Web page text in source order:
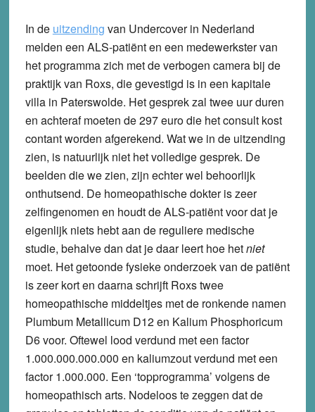
In de uitzending van Undercover in Nederland
melden een ALS-patiënt en een medewerkster van
het programma zich met de verbogen camera bij de
praktijk van Roxs, die gevestigd is in een kapitale
villa in Paterswolde. Het gesprek zal twee uur duren
en achteraf moeten de 297 euro die het consult kost
contant worden afgerekend. Wat we in de uitzending
zien, is natuurlijk niet het volledige gesprek. De
beelden die we zien, zijn echter wel behoorlijk
onthutsend. De homeopathische dokter is zeer
zelfingenomen en houdt de ALS-patiënt voor dat je
eigenlijk niets hebt aan de reguliere medische
studie, behalve dan dat je daar leert hoe hetniet
moet. Het getoonde fysieke onderzoek van de patiënt
is zeer kort en daarna schrijft Roxs twee
homeopathische middeltjes met de ronkende namen
Plumbum Metallicum D12 en Kalium Phosphoricum
D6 voor. Oftewel lood verdund met een factor
1.000.000.000.000 en kaliumzout verdund met een
factor 1.000.000. Een ‘topprogramma’ volgens de
homeopathisch arts. Nodeloos te zeggen dat de